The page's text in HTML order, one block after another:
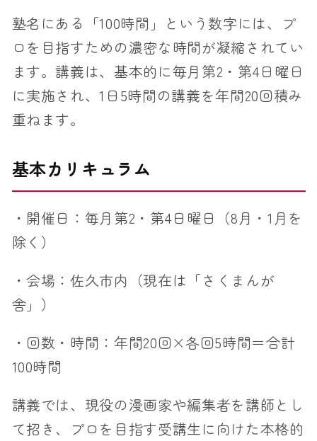
塾名にある「100時間」という数字には、プ
ロを目指すための濃密な時間が凝縮されてい
ます。講義は、基本的に毎月第2・第4日曜日
に実施され、1日5時間の講義を年間20回積み
重ねます。
基本カリキュラム
・開催日：毎月第2・第4日曜日（8月・1月を
除く）
・会場：佐久市内（現在は「さくまんが
舎」）
・回数・時間：年間20回×各回5時間＝合計
100時間
講義では、現役の漫画家や編集者を講師とし
て招き、プロを目指す受講生に向けた本格的